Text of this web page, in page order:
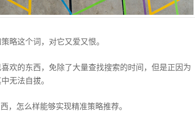
略这个词，对它又爱又恨。
欢的东西，免除了大量查找搜索的时间，但是正因为
无法自拔。
，怎么样能够实现精准策略推荐。